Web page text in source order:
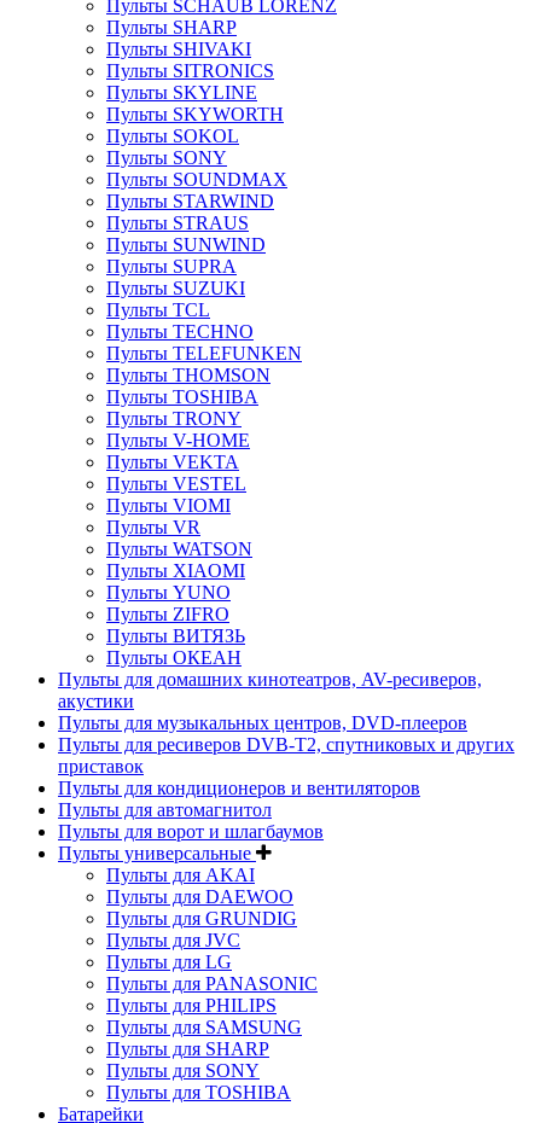
Пульты SCHAUB LORENZ
Пульты SHARP
Пульты SHIVAKI
Пульты SITRONICS
Пульты SKYLINE
Пульты SKYWORTH
Пульты SOKOL
Пульты SONY
Пульты SOUNDMAX
Пульты STARWIND
Пульты STRAUS
Пульты SUNWIND
Пульты SUPRA
Пульты SUZUKI
Пульты TCL
Пульты TECHNO
Пульты TELEFUNKEN
Пульты THOMSON
Пульты TOSHIBA
Пульты TRONY
Пульты V-HOME
Пульты VEKTA
Пульты VESTEL
Пульты VIOMI
Пульты VR
Пульты WATSON
Пульты XIAOMI
Пульты YUNO
Пульты ZIFRO
Пульты ВИТЯЗЬ
Пульты ОКЕАН
Пульты для домашних кинотеатров, AV-ресиверов,
акустики
Пульты для музыкальных центров, DVD-плееров
Пульты для ресиверов DVB-T2, спутниковых и других
приставок
Пульты для кондиционеров и вентиляторов
Пульты для автомагнитол
Пульты для ворот и шлагбаумов
Пульты универсальные
Пульты для AKAI
Пульты для DAEWOO
Пульты для GRUNDIG
Пульты для JVC
Пульты для LG
Пульты для PANASONIC
Пульты для PHILIPS
Пульты для SAMSUNG
Пульты для SHARP
Пульты для SONY
Пульты для TOSHIBA
Батарейки